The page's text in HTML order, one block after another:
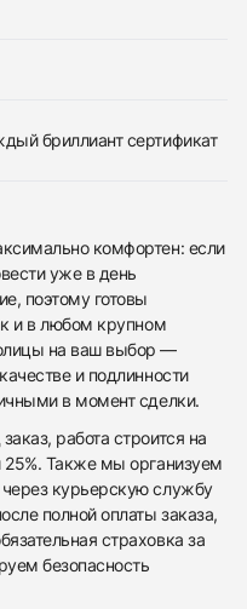
бриллиант сертификат
комфортен: если
уже в день
поэтому готовы
и в любом крупном
на ваш выбор —
и подлинности
в момент сделки.
работа строится на
25%. Также мы организуем
курьерскую службу
полной оплаты заказа,
страховка за
безопасность
часов…